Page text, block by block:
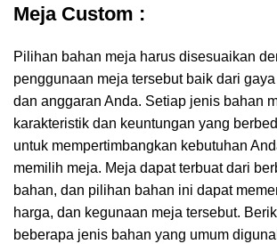
Meja Custom :
Pilihan bahan meja harus disesuaikan
penggunaan meja tersebut baik dari
dan anggaran Anda. Setiap jenis bahan
karakteristik dan keuntungan yang
untuk mempertimbangkan kebutuhan
memilih meja. Meja dapat terbuat dari
bahan, dan pilihan bahan ini dapat
harga, dan kegunaan meja tersebut.
beberapa jenis bahan yang umum